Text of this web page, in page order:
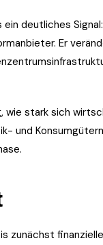
deutliches
Er
wie stark sich
und
zunächst